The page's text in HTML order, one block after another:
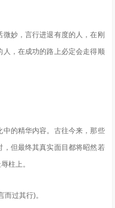
妙，言行进退有度的人，在刚
，在成功的路上必定会走得顺
的精华内容。古往今来，那些
但最终其真实面目都将昭然若
柱上。
过其行)。